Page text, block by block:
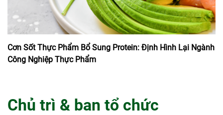
Cơn Sốt Thực Phẩm Bổ Sung Protein: Định Hình Lại Ngành
Công Nghiệp Thực Phẩm
Chủ trì & ban tổ chức